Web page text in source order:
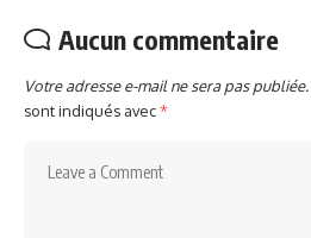
Aucun commentaire
Votre adresse e-mail ne sera pas publiée.
sont indiqués avec*